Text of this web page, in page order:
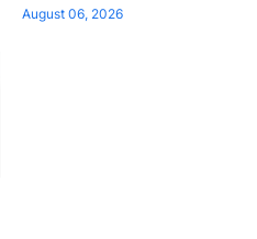
August 06, 2026